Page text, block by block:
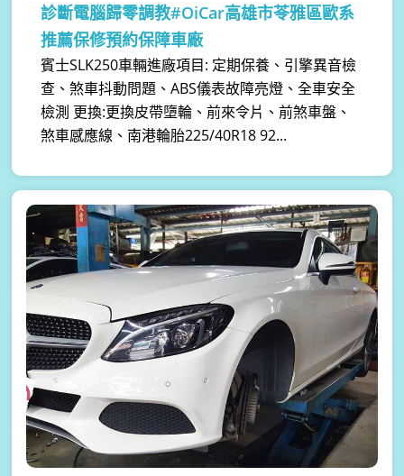
診斷電腦歸零調教#OiCar高雄市苓雅區歐系
推薦保修預約保障車廠
賓士SLK250車輛進廠項目: 定期保養、引擎異音檢
查、煞車抖動問題、ABS儀表故障亮燈、全車安全
檢測 更換:更換皮帶墮輪、前來令片、前煞車盤、
煞車感應線、南港輪胎225/40R18 92...